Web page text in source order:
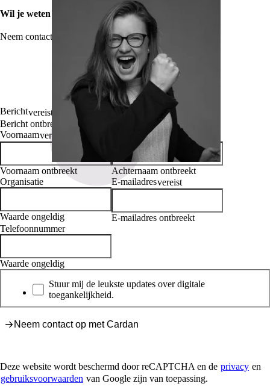
Wil je weten waar jouw organisatie staat?
Neem contact met ons op
Berichtvereist
Bericht ontbreekt
Voornaamvereist
Voornaam ontbreekt
Achternaam vereist
Achternaam ontbreekt
Organisatie
Waarde ongeldig
E-mailadresvereist
E-mailadres ontbreekt
Telefoonnummer
Waarde ongeldig
Nieuwsbrief
Stuur mij de leukste updates over digitale
toegankelijkheid.
Neem contact op met Cardan
Deze website wordt beschermd door reCAPTCHA en de privacy en
gebruiksvoorwaarden van Google zijn van toepassing.